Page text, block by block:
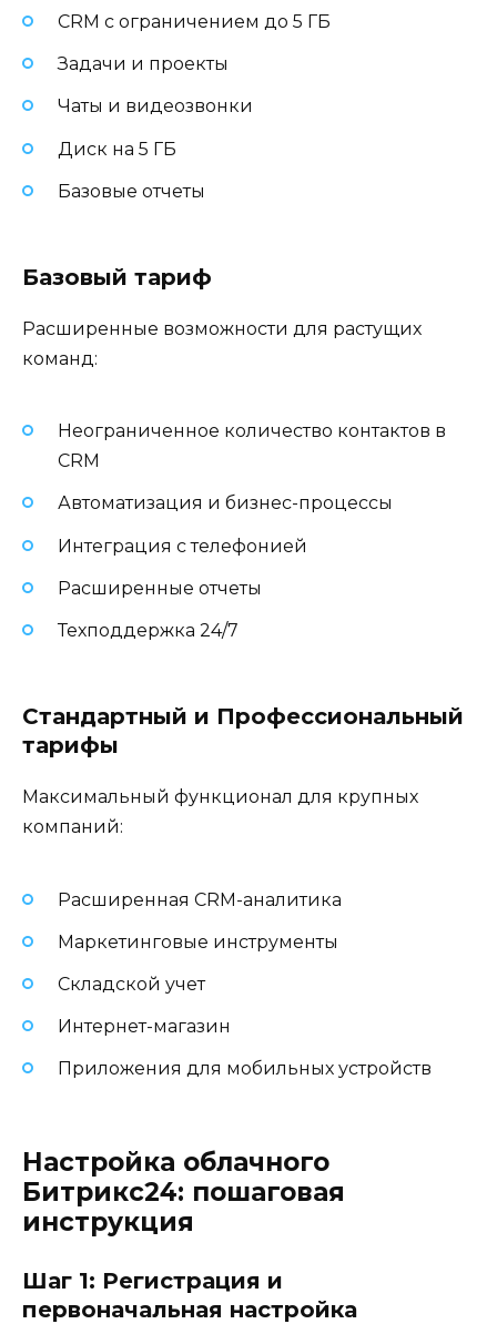
CRM с ограничением до 5 ГБ
Задачи и проекты
Чаты и видеозвонки
Диск на 5 ГБ
Базовые отчеты
Базовый тариф
Расширенные возможности для растущих
команд:
Неограниченное количество контактов в
CRM
Автоматизация и бизнес-процессы
Интеграция с телефонией
Расширенные отчеты
Техподдержка 24/7
Стандартный и Профессиональный
тарифы
Максимальный функционал для крупных
компаний:
Расширенная CRM-аналитика
Маркетинговые инструменты
Складской учет
Интернет-магазин
Приложения для мобильных устройств
Настройка облачного
Битрикс24: пошаговая
инструкция
Шаг 1: Регистрация и
первоначальная настройка